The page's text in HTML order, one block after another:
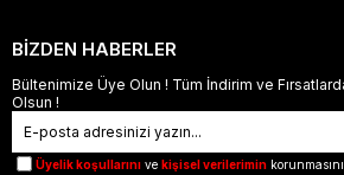
BİZDEN HABERLER
Bültenimize Üye Olun ! Tüm İndirim ve
Olsun !
Üyelik koşullarını ve kişisel verilerimin